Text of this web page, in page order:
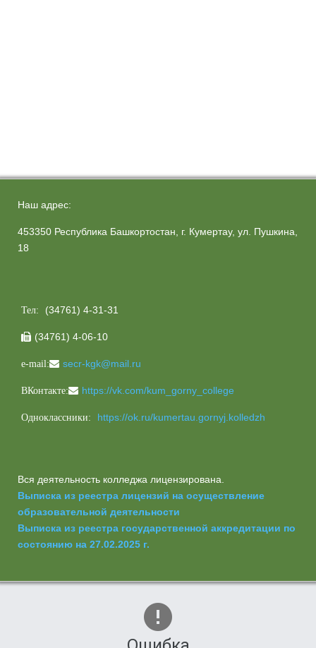
Наш адрес:
453350 Республика Башкортостан, г. Кумертау, ул. Пушкина,
18
Тел: (34761) 4-31-31
 (34761) 4-06-10
e-mail: secr-kgk@mail.ru
ВКонтакте: https://vk.com/kum_gorny_college
Одноклассники: https://ok.ru/kumertau.gornyj.kolledzh
Вся деятельность колледжа лицензирована.
Выписка из реестра лицензий на осуществление
образовательной деятельности
Выписка из реестра государственной аккредитации по
состоянию на 27.02.2025 г.